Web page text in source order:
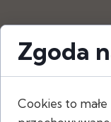
Opis
wewnątrz i
Zgoda
Cookies to